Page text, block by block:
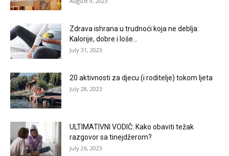
Zdrava ishrana u trudnoći koja ne deblja:
Kalorije, dobre i loše...
July 31, 2023
20 aktivnosti za djecu (i roditelje) tokom ljeta
July 28, 2023
ULTIMATIVNI VODIČ: Kako obaviti težak
razgovor sa tinejdžerom?
July 26, 2023